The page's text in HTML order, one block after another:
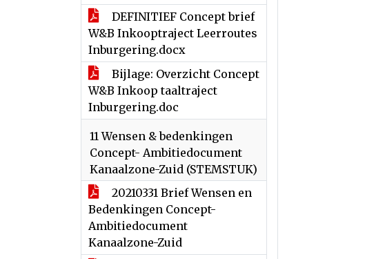
DEFINITIEF Concept brief
W&B Inkooptraject Leerroutes
Inburgering.docx
Bijlage: Overzicht Concept
W&B Inkoop taaltraject
Inburgering.doc
11 Wensen & bedenkingen
Concept- Ambitiedocument
Kanaalzone-Zuid (STEMSTUK)
20210331 Brief Wensen en
Bedenkingen Concept-
Ambitiedocument
Kanaalzone-Zuid